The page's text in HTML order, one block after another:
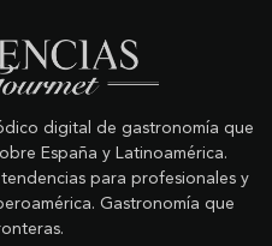
digital de gastronomía que
España y Latinoamérica.
para profesionales y
Gastronomía que